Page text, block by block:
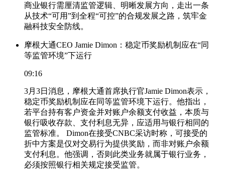
商业银行需厘清监管逻辑、明晰发展方向，走出一条
从技术“可用”到全程“可控”的合规发展之路，筑牢金
融科技安全防线。
摩根大通CEO Jamie Dimon：稳定币奖励机制应在“同
等监管环境”下运行
09:16
3月3日消息，摩根大通首席执行官Jamie Dimon表示，
稳定币奖励机制应在同等监管环境下运行。他指出，
若平台持有客户资金并对账户余额支付收益，本质与
银行吸收存款、支付利息无异，应适用与银行相同的
监管标准。 Dimon在接受CNBC采访时称，可接受的
折中方案是仅对交易行为提供奖励，而非对账户余额
支付利息。他强调，否则此类业务就属于银行业务，
必须按照银行相关规定接受监管。